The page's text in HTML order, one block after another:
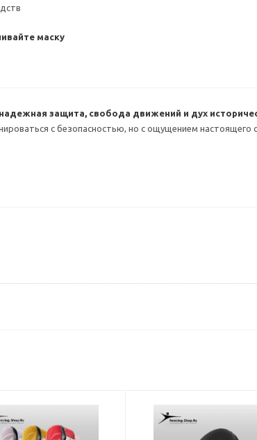
маску
надежная защита, свобода движений и дух
с безопасностью, но с ощущением настоящего